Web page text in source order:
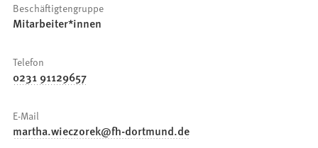
Beschäftigtengruppe
Mitarbeiter*innen
Telefon
0231 91129657
E-Mail
martha.wieczorek fh-dortmund de